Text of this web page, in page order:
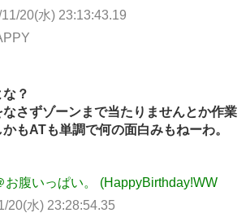
20(水) 23:13:43.19
？
さずゾーンまで当たりませんとか作業
もATも単調で何の面白みもねーわ。
お腹いっぱい。 (HappyBirthday!WW
20(水) 23:28:54.35